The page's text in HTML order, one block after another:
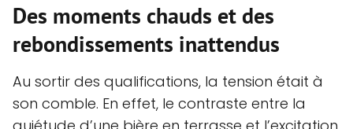
Des moments chauds et des
rebondissements inattendus
Au sortir des qualifications, la tension était à
son comble. En effet, le contraste entre la